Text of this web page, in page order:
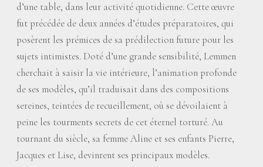
d’une table, dans leur activité quotidienne. Cette œuvre
fut précédée de deux années d’études préparatoires, qui
posèrent les prémices de sa prédilection future pour les
sujets intimistes. Doté d’une grande sensibilité, Lemmen
cherchait à saisir la vie intérieure, l’animation profonde
de ses modèles, qu’il traduisait dans des compositions
sereines, teintées de recueillement, où se dévoilaient à
peine les tourments secrets de cet éternel torturé. Au
tournant du siècle, sa femme Aline et ses enfants Pierre,
Jacques et Lise, devinrent ses principaux modèles.